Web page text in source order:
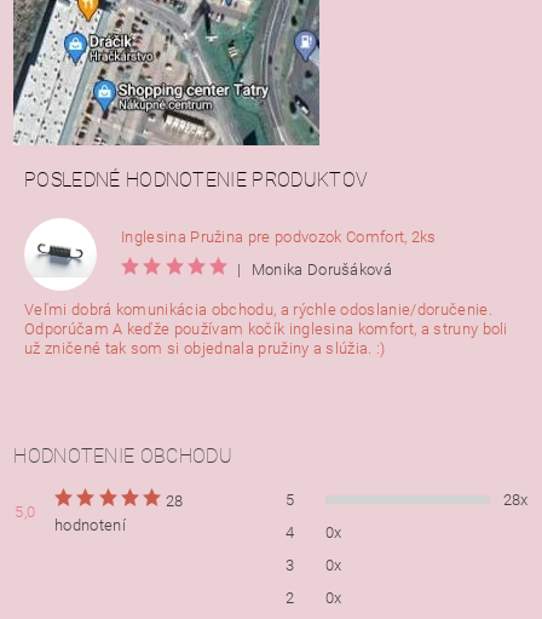
POSLEDNÉ HODNOTENIE PRODUKTOV
Inglesina Pružina pre podvozok Comfort, 2ks
|
Monika Dorušáková
Veľmi dobrá komunikácia obchodu, a rýchle odoslanie/doručenie.
Odporúčam A keďže používam kočík inglesina komfort, a struny boli
už zničené tak som si objednala pružiny a slúžia. :)
HODNOTENIE OBCHODU
5,0
28
hodnotení
5
28x
4
0x
3
0x
2
0x